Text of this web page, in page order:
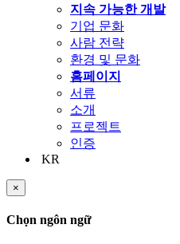
지속 가능한 개발
기업 문화
사람 전략
환경 및 문화
홈페이지
서류
소개
프로젝트
인증
KR
×
Chọn ngôn ngữ